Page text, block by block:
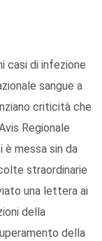
casi di infezione
sangue a
criticità che
Regionale
messa sin da
straordinarie
una lettera ai
della
della